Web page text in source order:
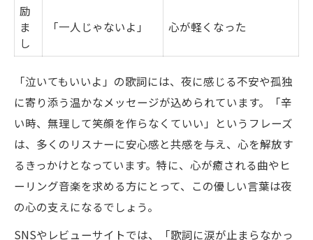
励
ま
し
「一人じゃないよ」 心が軽くなった
「泣いてもいいよ」の歌詞には、夜に感じる不安や孤独
に寄り添う温かなメッセージが込められています。「辛
い時、無理して笑顔を作らなくていい」というフレーズ
は、多くのリスナーに安心感と共感を与え、心を解放す
るきっかけとなっています。特に、心が癒される曲やヒ
ーリング音楽を求める方にとって、この優しい言葉は夜
の心の支えになるでしょう。
SNSやレビューサイトでは、「歌詞に涙が止まらなかっ